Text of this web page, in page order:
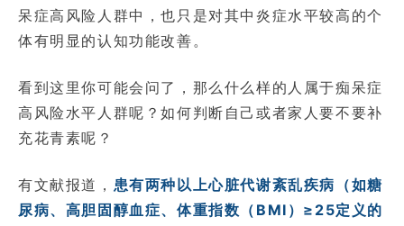
呆症高风险人群中，也只是对其中炎症水平较高的个
体有明显的认知功能改善。
看到这里你可能会问了，那么什么样的人属于痴呆症
高风险水平人群呢？如何判断自己或者家人要不要补
充花青素呢？
有文献报道， 患有两种以上心脏代谢紊乱疾病（如糖
尿病、高胆固醇血症、体重指数（BMI）≥25定义的